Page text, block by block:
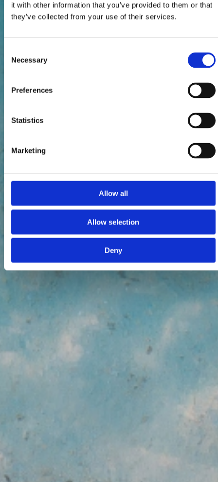
it with other information that you’ve provided to them or that
they’ve collected from your use of their services.
Selection
Necessary
Preferences
Statistics
Marketing
Allow all
Allow selection
Deny